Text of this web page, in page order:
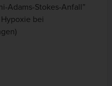
Adams-Stokes-Anfall”
bei